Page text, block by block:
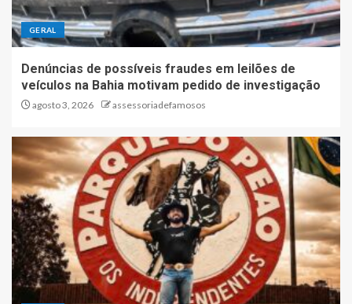
GERAL
Denúncias de possíveis fraudes em leilões de
veículos na Bahia motivam pedido de investigação
agosto 3, 2026 assessoriadefamosos